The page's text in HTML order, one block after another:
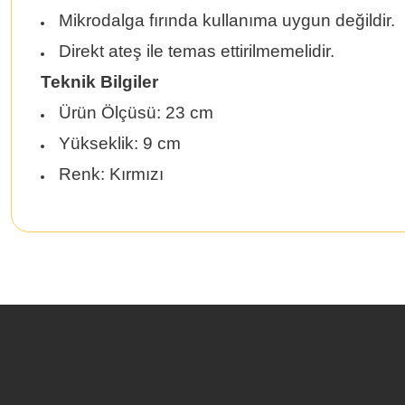
Mikrodalga fırında kullanıma uygun değildir.
Direkt ateş ile temas ettirilmemelidir.
Teknik Bilgiler
Ürün Ölçüsü: 23 cm
Yükseklik: 9 cm
Renk: Kırmızı